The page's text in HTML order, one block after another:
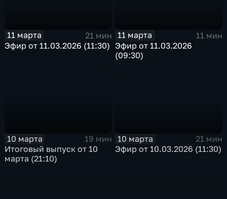
11 марта
21 мин
Эфир от 11.03.2026 (11:30)
11 марта
11 мин
Эфир от 11.03.2026
(09:30)
10 марта
19 мин
Итоговый выпуск от 10
марта (21:10)
10 марта
21 мин
Эфир от 10.03.2026 (11:30)